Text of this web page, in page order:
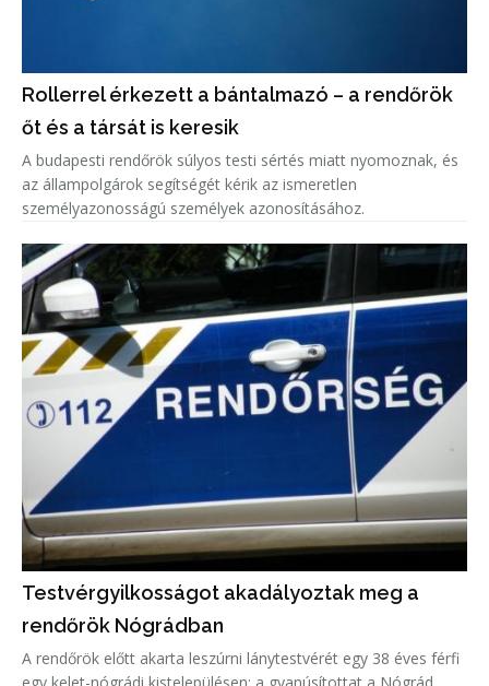
Rollerrel érkezett a bántalmazó – a rendőrök
őt és a társát is keresik
A budapesti rendőrök súlyos testi sértés miatt nyomoznak, és
az állampolgárok segítségét kérik az ismeretlen
személyazonosságú személyek azonosításához.
Testvérgyilkosságot akadályoztak meg a
rendőrök Nógrádban
A rendőrök előtt akarta leszúrni lánytestvérét egy 38 éves férfi
egy kelet-nógrádi kistelepülésen; a gyanúsítottat a Nógrád